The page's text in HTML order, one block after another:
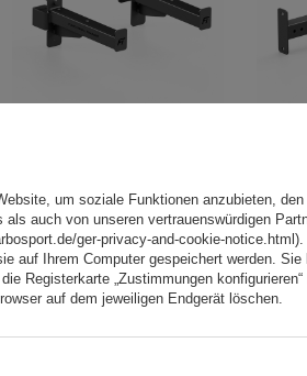
185,00 €
um soziale Funktionen anzubieten,
auch von unseren vertrauenswürdigen
ger-privacy-and-cookie-
auf Ihrem Computer gespeichert werden. Sie
Registerkarte „Zustimmungen
auf dem jeweiligen Endgerät löschen.